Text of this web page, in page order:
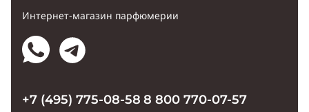
Интернет-магазин парфюмерии
+7 (495) 775-08-58 8 800 770-07-57